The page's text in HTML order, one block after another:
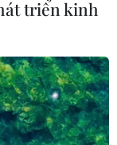
triển kinh